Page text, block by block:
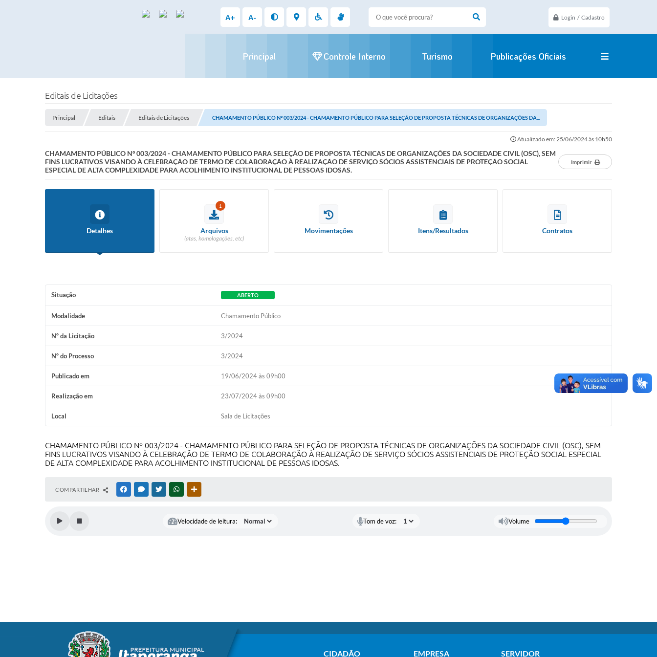
Login / Cadastro
A+ A-
Principal Controle Interno Turismo Publicações Oficiais
Editais de Licitações
Principal Editais Editais de Licitações CHAMAMENTO PÚBLICO Nº 003/2024 - CHAMAMENTO PÚBLICO PARA SELEÇÃO DE PROPOSTA TÉCNICAS DE ORGANIZAÇÕES DA...
Atualizado em: 25/06/2024 às 10h50
CHAMAMENTO PÚBLICO Nº 003/2024 - CHAMAMENTO PÚBLICO PARA SELEÇÃO DE PROPOSTA TÉCNICAS DE ORGANIZAÇÕES DA SOCIEDADE CIVIL (OSC), SEM
FINS LUCRATIVOS VISANDO À CELEBRAÇÃO DE TERMO DE COLABORAÇÃO À REALIZAÇÃO DE SERVIÇO SÓCIOS ASSISTENCIAIS DE PROTEÇÃO SOCIAL
ESPECIAL DE ALTA COMPLEXIDADE PARA ACOLHIMENTO INSTITUCIONAL DE PESSOAS IDOSAS.
Imprimir
Detalhes
1
Arquivos
(atas, homologações, etc)
Movimentações Itens/Resultados Contratos
Situação ABERTO
Modalidade Chamamento Público
Nº da Licitação 3/2024
Nº do Processo 3/2024
Publicado em 19/06/2024 às 09h00
Realização em 23/07/2024 às 09h00
Local Sala de Licitações
CHAMAMENTO PÚBLICO Nº 003/2024 - CHAMAMENTO PÚBLICO PARA SELEÇÃO DE PROPOSTA TÉCNICAS DE ORGANIZAÇÕES DA SOCIEDADE CIVIL (OSC), SEM
FINS LUCRATIVOS VISANDO À CELEBRAÇÃO DE TERMO DE COLABORAÇÃO À REALIZAÇÃO DE SERVIÇO SÓCIOS ASSISTENCIAIS DE PROTEÇÃO SOCIAL ESPECIAL
DE ALTA COMPLEXIDADE PARA ACOLHIMENTO INSTITUCIONAL DE PESSOAS IDOSAS.
COMPARTILHAR FACEBOOKMESSENGER
TWITTERWHATSAPP
Velocidade de leitura: Tom de voz: Volume
CIDADÃO EMPRESA SERVIDOR